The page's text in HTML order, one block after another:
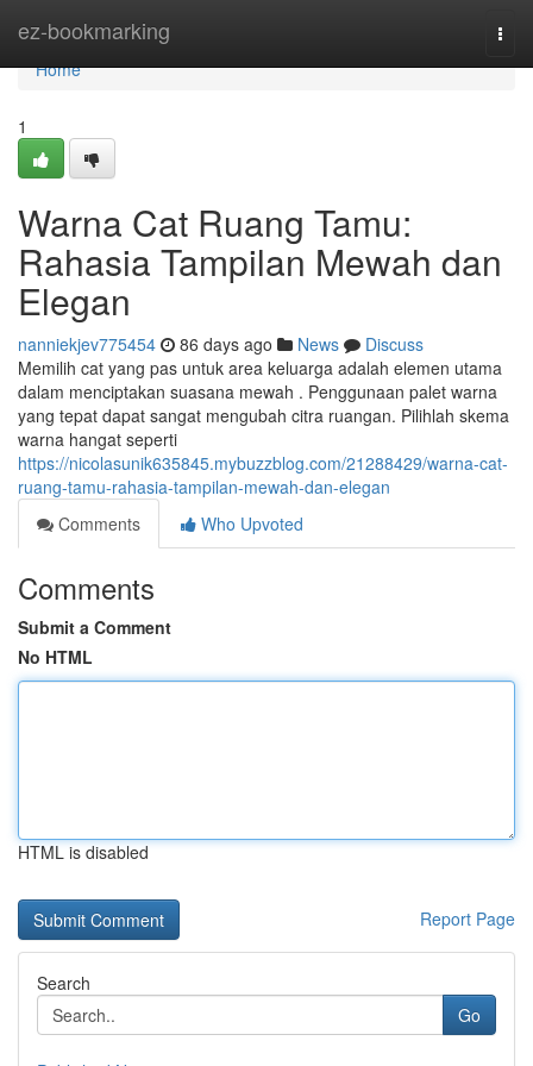
ez-bookmarking
Home
Home
1
Warna Cat Ruang Tamu:
Rahasia Tampilan Mewah dan
Elegan
nanniekjev775454 86 days ago News
Discuss
Memilih cat yang pas untuk area keluarga adalah elemen utama
dalam menciptakan suasana mewah . Penggunaan palet warna
yang tepat dapat sangat mengubah citra ruangan. Pilihlah skema
warna hangat seperti
https://nicolasunik635845.mybuzzblog.com/21288429/warna-cat-
ruang-tamu-rahasia-tampilan-mewah-dan-elegan
Comments
Who Upvoted
Comments
Submit a Comment
No HTML
HTML is disabled
Report Page
Search
Go